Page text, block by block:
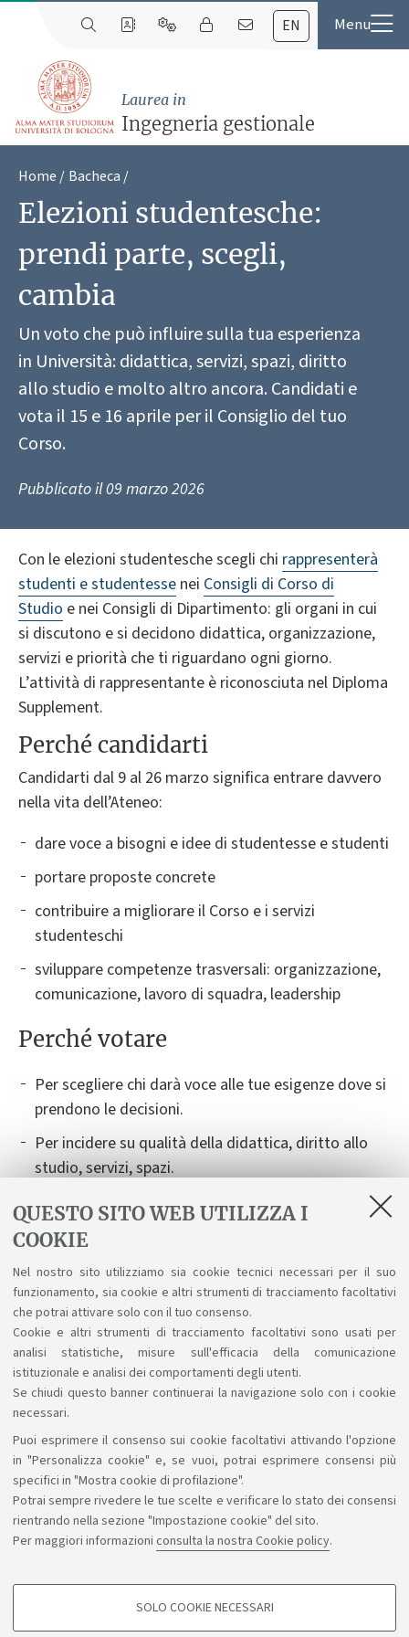
QUESTO SITO WEB UTILIZZA I
COOKIE
Nel nostro sito utilizziamo sia cookie tecnici necessari per il suo
funzionamento, sia cookie e altri strumenti di tracciamento facoltativi
che potrai attivare solo con il tuo consenso.
Cookie e altri strumenti di tracciamento facoltativi sono usati per
analisi statistiche, misure sull'efficacia della comunicazione
istituzionale e analisi dei comportamenti degli utenti.
Se chiudi questo banner continuerai la navigazione solo con i cookie
necessari.
Puoi esprimere il consenso sui cookie facoltativi attivando l'opzione
in "Personalizza cookie" e, se vuoi, potrai esprimere consensi più
specifici in "Mostra cookie di profilazione".
Potrai sempre rivedere le tue scelte e verificare lo stato dei consensi
rientrando nella sezione "Impostazione cookie" del sito.
Per maggiori informazioni consulta la nostra Cookie policy.
COOKIE DI PROFILAZIONE - FACOLTATIVI
SOLO COOKIE NECESSARI
EN
Laurea in
Ingegneria gestionale
Home Bacheca
Elezioni studentesche:
prendi parte, scegli,
cambia
Un voto che può influire sulla tua esperienza
in Università: didattica, servizi, spazi, diritto
allo studio e molto altro ancora. Candidati e
vota il 15 e 16 aprile per il Consiglio del tuo
Corso.
Pubblicato il09 marzo 2026
Con le elezioni studentesche scegli chi rappresenterà
studenti e studentesse nei Consigli di Corso di
Studio e nei Consigli di Dipartimento: gli organi in cui
si discutono e si decidono didattica, organizzazione,
servizi e priorità che ti riguardano ogni giorno.
L’attività di rappresentante è riconosciuta nel Diploma
Supplement.
Perché candidarti
Candidarti dal 9 al 26 marzo significa entrare davvero
nella vita dell’Ateneo:
dare voce a bisogni e idee di studentesse e studenti
portare proposte concrete
contribuire a migliorare il Corso e i servizi
studenteschi
sviluppare competenze trasversali: organizzazione,
comunicazione, lavoro di squadra, leadership
Perché votare
Per scegliere chi darà voce alle tue esigenze dove si
prendono le decisioni.
Per incidere su qualità della didattica, diritto allo
studio, servizi, spazi.
Per trasformare criticità in proposte.
Quando
Il 15 e 16 aprile 2026. Le elezioni suppletive si svolgono
online.Vai alla pagina dedicata
È la tua Università. Scegli chi la rappresenta.
Sosteniamo il diritto alla conoscenza
Seguici su: